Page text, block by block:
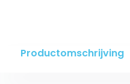
Productomschrijving